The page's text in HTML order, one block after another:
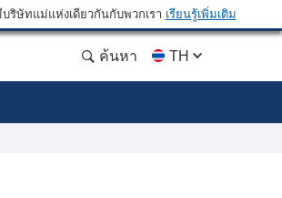
ริษัทแม่แห่งเดียวกันกับพวกเรา เรียนรู้เพิ่มเติม
ค้นหา TH